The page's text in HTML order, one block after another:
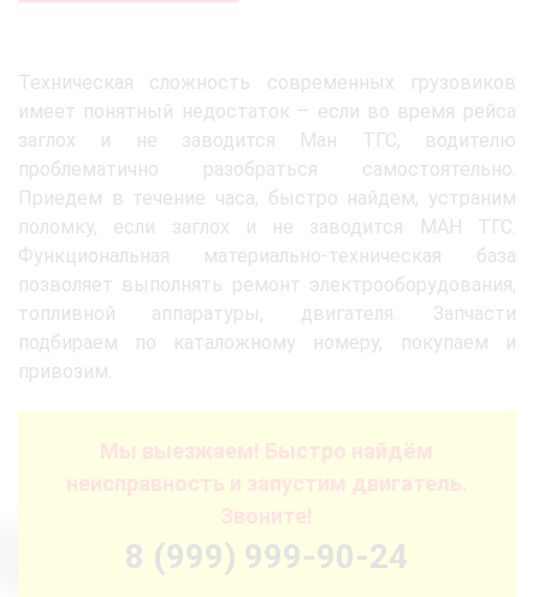
Техническая сложность современных грузовиков
имеет понятный недостаток – если во время рейса
заглох и не заводится Ман ТГС, водителю
проблематично разобраться самостоятельно.
Приедем в течение часа, быстро найдем, устраним
поломку, если заглох и не заводится МАН ТГС.
Функциональная материально-техническая база
позволяет выполнять ремонт электрооборудования,
топливной аппаратуры, двигателя. Запчасти
подбираем по каталожному номеру, покупаем и
привозим.
Мы выезжаем! Быстро найдём
неисправность и запустим двигатель.
Звоните!
8 (999) 999-90-24